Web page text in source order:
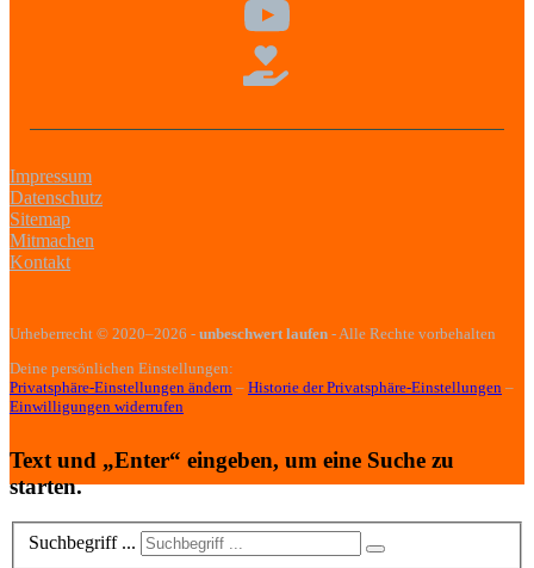
Impressum
Datenschutz
Sitemap
Mitmachen
Kontakt
Urheberrecht © 2020–2026 - unbeschwert laufen - Alle Rechte vorbehalten
Deine persönlichen Einstellungen:
Privatsphäre-Einstellungen ändern – Historie der Privatsphäre-Einstellungen –
Einwilligungen widerrufen
Text und „Enter“ eingeben, um eine Suche zu
starten.
Suchbegriff ...